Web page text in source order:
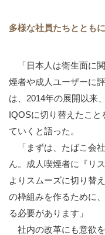
多様な社員たちととも
「日本人は衛生面に
煙者や成人ユーザーに
は、2014年の展開以来
IQOSに切り替えたこと
ていくと語った。
「まずは、たばこ会
ん。成人喫煙者に『リ
よりスムーズに切り替
の枠組みを作るために
る必要があります」
社内の改革にも意欲